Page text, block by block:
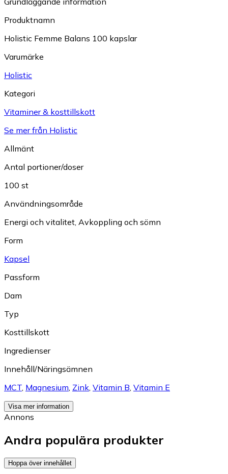
Produktnamn
Holistic Femme Balans 100 kapslar
Varumärke
Holistic
Kategori
Vitaminer & kosttillskott
Se mer från Holistic
Allmänt
Antal portioner/doser
100 st
Användningsområde
Energi och vitalitet Avkoppling och sömn
Form
Kapsel
Passform
Dam
Typ
Kosttillskott
Ingredienser
Innehåll/Näringsämnen
MCT Magnesium Zink Vitamin B Vitamin E
Visa mer information
Annons
Andra populära produkter
Hoppa över innehållet